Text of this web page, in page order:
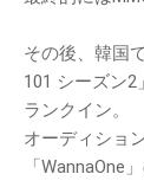
その後、韓国
101 シーズン
ランクイン。
オーディショ
「WannaOne